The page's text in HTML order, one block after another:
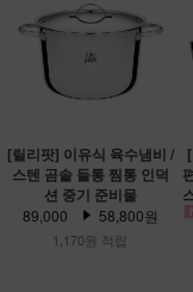
[릴리팟] 이유식 육수냄비 /
스텐 곰솥 들통 찜통 인덕
션 중기 준비물
89,000 58,800원
1,170원 적립